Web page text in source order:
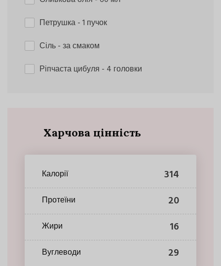
Петрушка- 1 пучок
Сіль- за смаком
Ріпчаста цибуля - 4 головки
Харчова цінність
Калорії 314
Протеїни 20
Жири 16
Вуглеводи 29